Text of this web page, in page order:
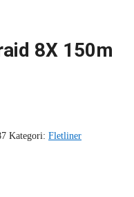
8X 150m
Kategori: Fletliner